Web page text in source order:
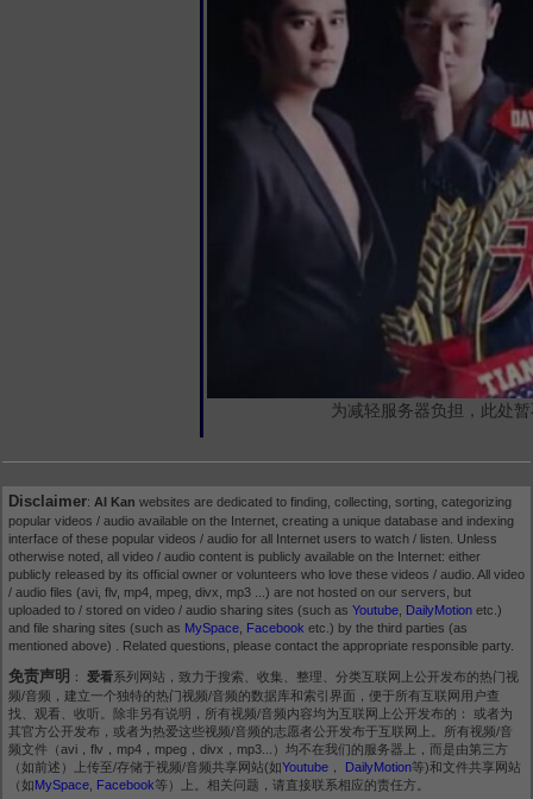
为减轻服务器负担，此处
Disclaimer: AI Kan websites are dedicated to finding, collecting, sorting, categorizing
popular videos / audio available on the Internet, creating a unique database and indexing
interface of these popular videos / audio for all Internet users to watch / listen. Unless
otherwise noted, all video / audio content is publicly available on the Internet: either
publicly released by its official owner or volunteers who love these videos / audio. All video
/ audio files (avi, flv, mp4, mpeg, divx, mp3 ...) are not hosted on our servers, but
uploaded to / stored on video / audio sharing sites (such as Youtube DailyMotion etc.)
and file sharing sites (such as MySpace Facebook etc.) by the third parties (as
mentioned above) . Related questions, please contact the appropriate responsible party.
免责声明 ： 爱看系列网站，致力于搜索、收集、整理、分类互联网上公开发布的热门视
频/音频，建立一个独特的热门视频/音频的数据库和索引界面，便于所有互联网用户查
找、观看、收听。除非另有说明，所有视频/音频内容均为互联网上公开发布的： 或者为
其官方公开发布，或者为热爱这些视频/音频的志愿者公开发布于互联网上。所有视频/音
频文件（avi，flv，mp4，mpeg，divx，mp3...）均不在我们的服务器上，而是由第三方
（如前述）上传至/存储于视频/音频共享网站(如Youtube DailyMotion等)和文件共享网站
（如MySpace Facebook等）上。相关问题，请直接联系相应的责任方。